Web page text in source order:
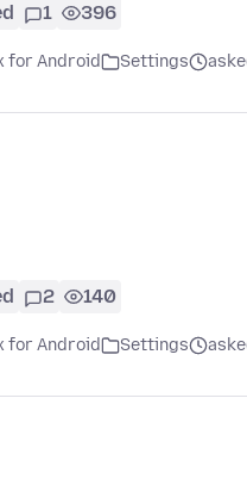
1 396
for Android Settings
2 140
for Android Settings